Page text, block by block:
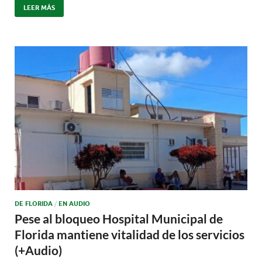
LEER MÁS
DE FLORIDA / EN AUDIO
Pese al bloqueo Hospital Municipal de
Florida mantiene vitalidad de los servicios
(+Audio)